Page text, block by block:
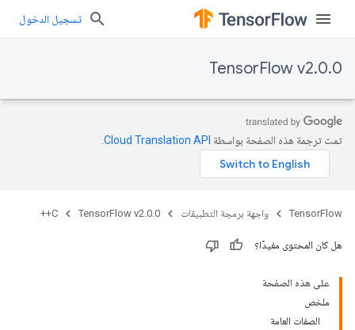
تسجيل الدخول
TensorFlow v2.0.0
تمت ترجمة هذه الصفحة بواسطة Cloud Translation API‏
TensorFlow واجهة برمجة التطبيقات TensorFlow v2.0.0
C++
هل كان المحتوى مفيدًا؟
على هذه الصفحة
ملخص
الصفات العامة